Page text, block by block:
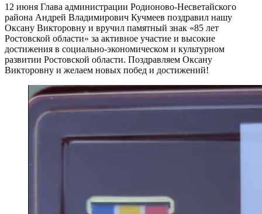
12 июня Глава администрации Родионово-Несветайского
района Андрей Владимирович Кучмеев поздравил нашу
Оксану Викторовну и вручил памятный знак «85 лет
Ростовской области» за активное участие и высокие
достижения в социально-экономическом и культурном
развитии Ростовской области. Поздравляем Оксану
Викторовну и желаем новых побед и достижений!